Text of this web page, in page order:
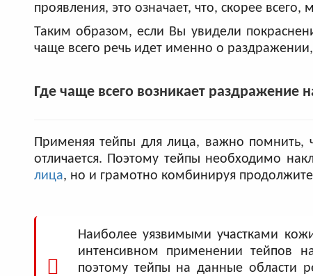
проявления, это означает, что, скорее
Таким образом, если Вы увидели
чаще всего речь идет именно о
Где чаще всего возникает раздражение
Применяя тейпы для лица, важно помнить,
отличается. Поэтому тейпы необходимо
лица, но и грамотно комбинируя
Наиболее уязвимыми участками
интенсивном применении тейпов
поэтому тейпы на данные области